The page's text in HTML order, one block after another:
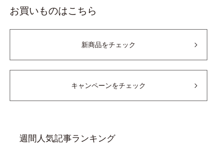
お買いものはこちら
新商品をチェック
キャンペーンをチェック
週間人気記事ランキング